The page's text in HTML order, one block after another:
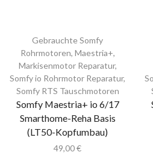
Gebrauchte Somfy
Rohrmotoren, Maestria+,
Markisenmotor Reparatur,
Somfy io Rohrmotor Reparatur,
Somfy RTS Tauschmotoren
Somfy Maestria+ io 6/17
Smarthome-Reha Basis
(LT50-Kopfumbau)
49,00€